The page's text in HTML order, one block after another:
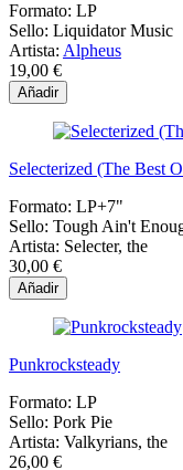
Formato: LP
Sello: Liquidator Music
Artista: Alpheus
19,00 €
Añadir
Selecterized (The Best
Formato: LP+7"
Sello: Tough Ain't
Artista: Selecter, the
30,00 €
Añadir
Punkrocksteady
Formato: LP
Sello: Pork Pie
Artista: Valkyrians, the
26,00 €